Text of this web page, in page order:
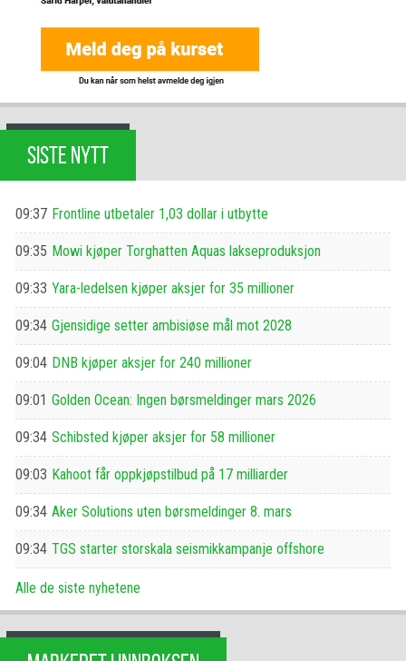
SISTE NYTT
09:37 Frontline utbetaler 1,03 dollar i utbytte
09:35 Mowi kjøper Torghatten Aquas lakseproduksjon
09:33 Yara-ledelsen kjøper aksjer for 35 millioner
09:34 Gjensidige setter ambisiøse mål mot 2028
09:04 DNB kjøper aksjer for 240 millioner
09:01 Golden Ocean: Ingen børsmeldinger mars 2026
09:34 Schibsted kjøper aksjer for 58 millioner
09:03 Kahoot får oppkjøpstilbud på 17 milliarder
09:34 Aker Solutions uten børsmeldinger 8. mars
09:34 TGS starter storskala seismikkampanje offshore
Alle de siste nyhetene